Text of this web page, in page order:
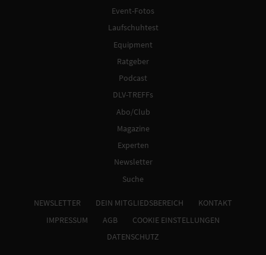
Event-Fotos
Laufschuhtest
Equipment
Ratgeber
Podcast
DLV-TREFFs
Abo/Club
Magazine
Experten
Newsletter
Suche
NEWSLETTER DEIN MITGLIEDSBEREICH
KONTAKT
IMPRESSUM
AGB
COOKIE EINSTELLUNGEN
DATENSCHUTZ